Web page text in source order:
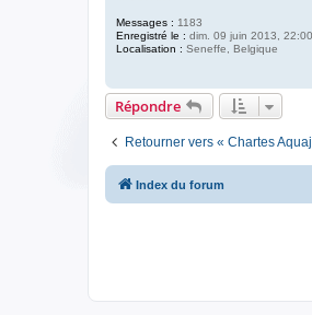
Messages : 1183
Enregistré le : dim. 09 juin 2013, 22:00
Localisation : Seneffe, Belgique
Répondre
Retourner vers « Chartes
Index du forum